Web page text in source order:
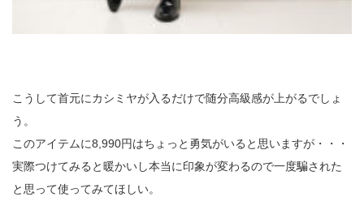
こうして首元にカシミヤが入るだけで随分高級感が上がるでしょ
う。
このアイテムに8,990円はちょっと勇気がいると思いますが・・・
実際つけてみると暖かいし本当に印象が変わるので一度騙された
と思って使ってみてほしい。